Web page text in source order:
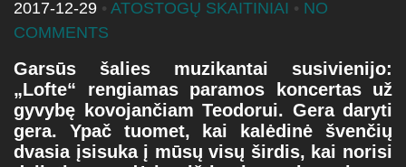
2017-12-29 • ATOSTOGŲ SKAITINIAI • NO
COMMENTS
Garsūs šalies muzikantai susivienijo:
„Lofte“ rengiamas paramos koncertas už
gyvybę kovojančiam Teodorui. Gera daryti
gera. Ypač tuomet, kai kalėdinė švenčių
dvasia įsisuka į mūsų visų širdis, kai norisi